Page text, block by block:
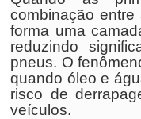
combinação
forma uma
reduzindo
pneus. O
quando óleo e
risco de
veículos.